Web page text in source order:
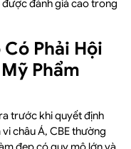
được đánh giá cao trong
Phải Hội
Phẩm
trước khi quyết định
châu Á, CBE thường